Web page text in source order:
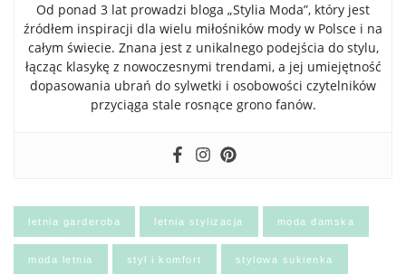
Od ponad 3 lat prowadzi bloga „Stylia Moda”, który jest
źródłem inspiracji dla wielu miłośników mody w Polsce i na
całym świecie. Znana jest z unikalnego podejścia do stylu,
łącząc klasykę z nowoczesnymi trendami, a jej umiejętność
dopasowania ubrań do sylwetki i osobowości czytelników
przyciąga stale rosnące grono fanów.
letnia garderoba letnia stylizacja moda damska
moda letnia styl i komfort stylowa sukienka